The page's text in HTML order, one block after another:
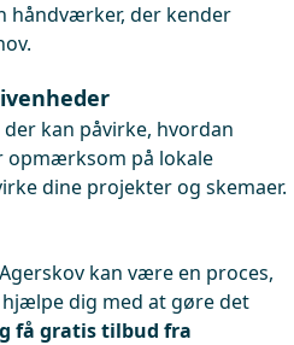
håndværker, der kender
kan påvirke, hvordan
opmærksom på lokale
dine projekter og skemaer.
kan være en proces,
dig med at gøre det
få gratis tilbud fra